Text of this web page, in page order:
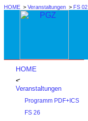
HOME > Veranstaltungen > FS 02
HOME
Veranstaltungen
Programm PDF+ICS
FS 26